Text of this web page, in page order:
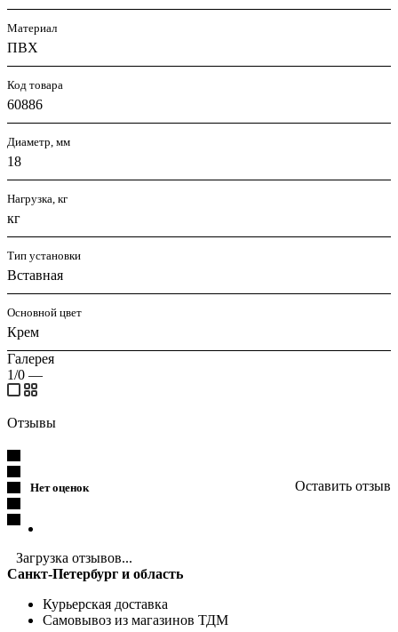
Материал
ПВХ
Код товара
60886
Диаметр, мм
18
Нагрузка, кг
кг
Тип установки
Вставная
Основной цвет
Крем
Галерея
1/0 —
Отзывы
Нет оценок Оставить отзыв
Загрузка отзывов...
Санкт-Петербург и область
Курьерская доставка
Самовывоз из магазинов ТДМ